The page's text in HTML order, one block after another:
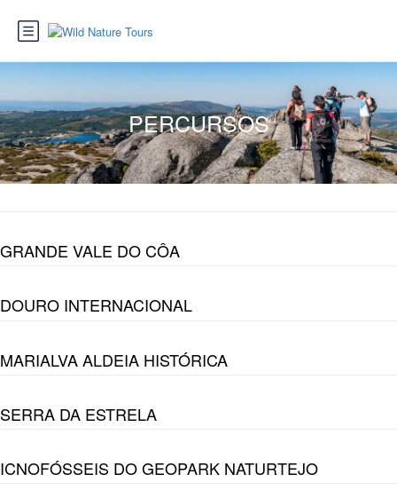
PERCURSOS
GRANDE VALE DO CÔA
DOURO INTERNACIONAL
MARIALVA ALDEIA HISTÓRICA
SERRA DA ESTRELA
ICNOFÓSSEIS DO GEOPARK NATURTEJO